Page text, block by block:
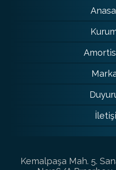
Kemalpaşa Mah. 5.